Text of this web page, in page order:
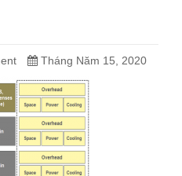
Tháng Năm 15, 2020